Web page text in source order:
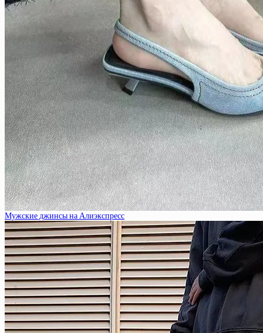
Мужские джинсы на Алиэкспресс